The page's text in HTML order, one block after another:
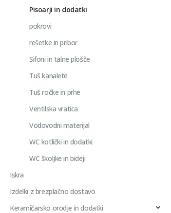
Pisoarji in dodatki
pokrovi
rešetke in pribor
Sifoni in talne plošče
Tuš kanalete
Tuš ročke in prhe
Ventilska vratica
Vodovodni materijal
WC kotlički in dodatki
WC školjke in bideji
Iskra
Izdelki z brezplačno dostavo
Keramičarsko orodje in dodatki